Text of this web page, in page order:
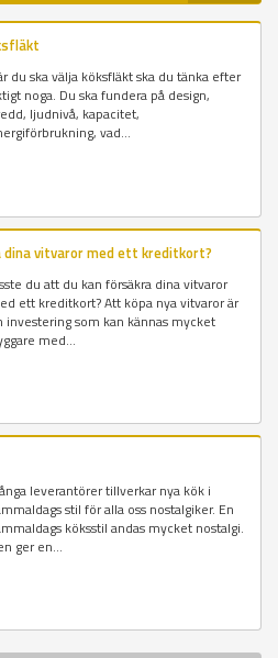
du ska välja köksfläkt ska du tänka efter
noga. Du ska fundera på design,
ljudnivå, kapacitet,
vad...
vitvaror med ett kreditkort?
du att du kan försäkra dina vitvaror
ett kreditkort? Att köpa nya vitvaror är
investering som kan kännas mycket
med...
leverantörer tillverkar nya kök i
stil för alla oss nostalgiker. En
köksstil andas mycket nostalgi.
ger en...